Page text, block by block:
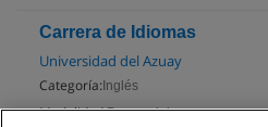
Carrera de Idiomas
Universidad del Azuay
Categoría: Inglés
Modalidad:Presencial